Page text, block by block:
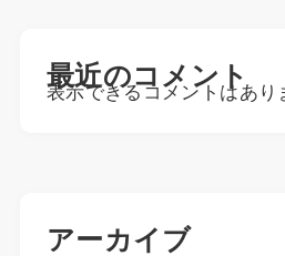
最近のコメント
表示できるコメントはあり
アーカイブ